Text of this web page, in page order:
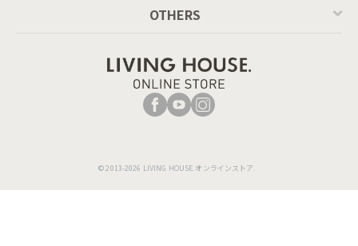
OTHERS
© 2013-2026 LIVING HOUSE.オンラインストア.